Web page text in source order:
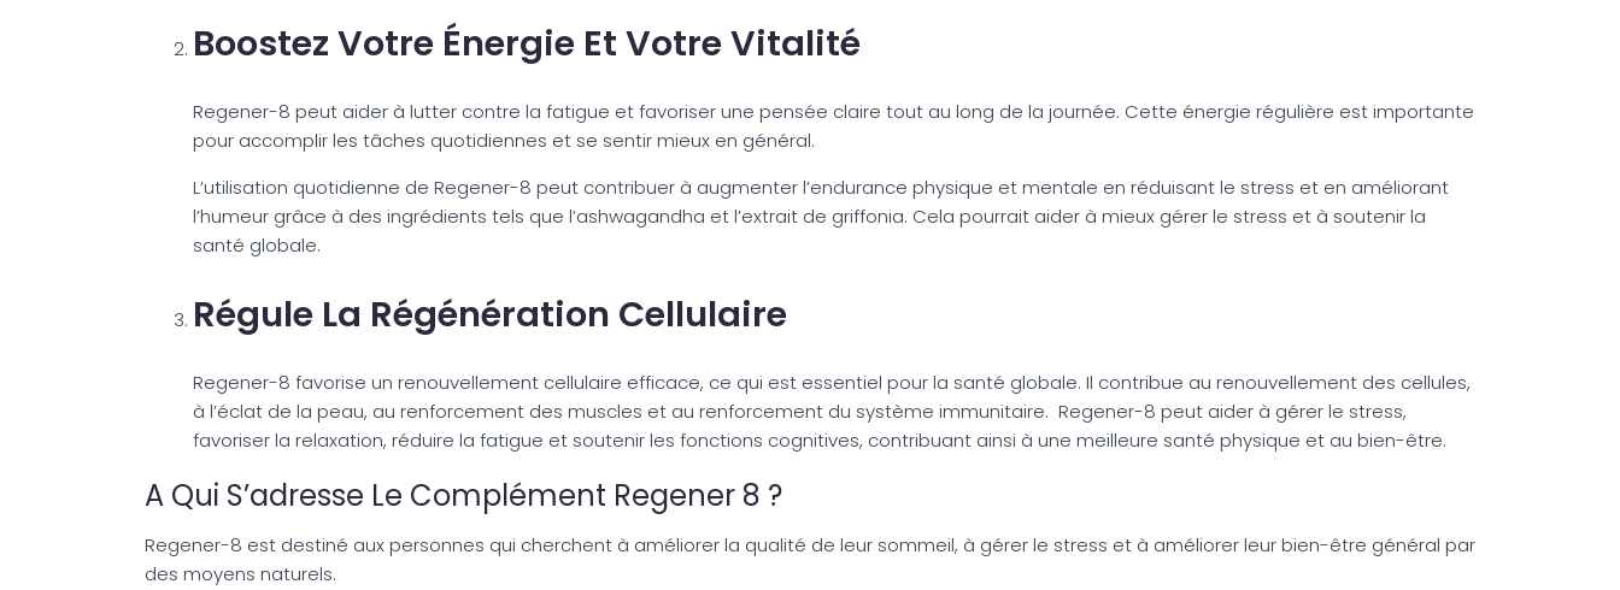
Boostez Votre Énergie Et Votre Vitalité
Regener-8 peut aider à lutter contre la fatigue et favoriser une pensée claire tout au long de la journée. Cette énergie régulière est importante
pour accomplir les tâches quotidiennes et se sentir mieux en général.
L’utilisation quotidienne de Regener-8 peut contribuer à augmenter l’endurance physique et mentale en réduisant le stress et en améliorant
l’humeur grâce à des ingrédients tels que l’ashwagandha et l’extrait de griffonia. Cela pourrait aider à mieux gérer le stress et à soutenir la
santé globale.
Régule La Régénération Cellulaire
Regener-8 favorise un renouvellement cellulaire efficace, ce qui est essentiel pour la santé globale. Il contribue au renouvellement des cellules,
à l’éclat de la peau, au renforcement des muscles et au renforcement du système immunitaire. Regener-8 peut aider à gérer le stress,
favoriser la relaxation, réduire la fatigue et soutenir les fonctions cognitives, contribuant ainsi à une meilleure santé physique et au bien-être.
A Qui S’adresse Le Complément Regener 8 ?
Regener-8 est destiné aux personnes qui cherchent à améliorer la qualité de leur sommeil, à gérer le stress et à améliorer leur bien-être général par
des moyens naturels.